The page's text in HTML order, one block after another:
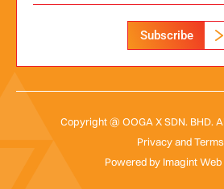
Subscribe
Copyright @ OOGA X SDN. BHD.
Privacy and Terms
Powered by Imagint